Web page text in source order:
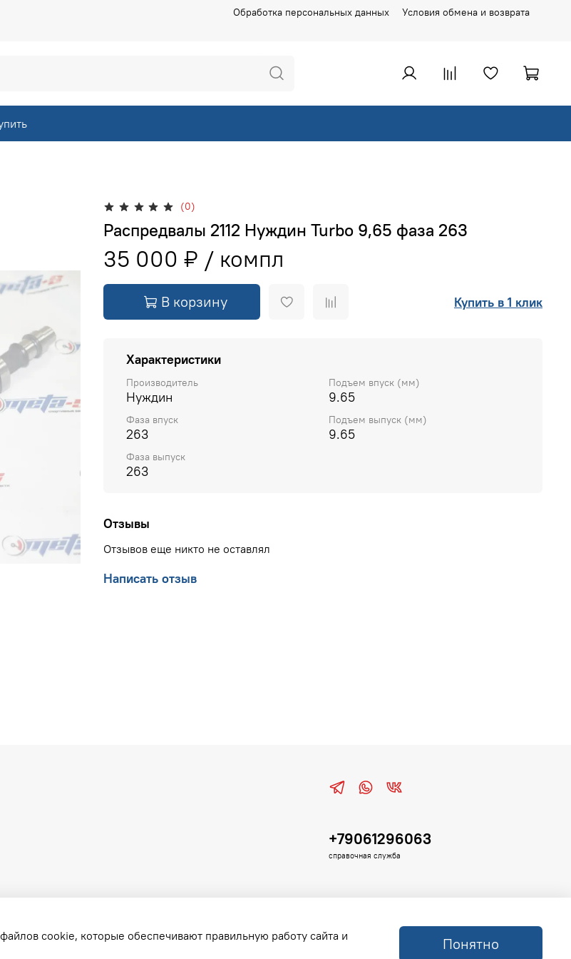
Обработка персональных данных Условия обмена и возврата
(0)
Распредвалы 2112 Нуждин Turbo 9,65 фаза 263
35 000 ₽
В корзину Купить в 1 клик
Характеристики
Производитель
Нуждин
Подъем впуск (мм)
9.65
Фаза впуск
263
Подъем выпуск (мм)
9.65
Фаза выпуск
263
Отзывы
Отзывов еще никто не оставлял
Написать отзыв
+79061296063
справочная служба
cookie, которые обеспечивают правильную работу сайта и
Понятно